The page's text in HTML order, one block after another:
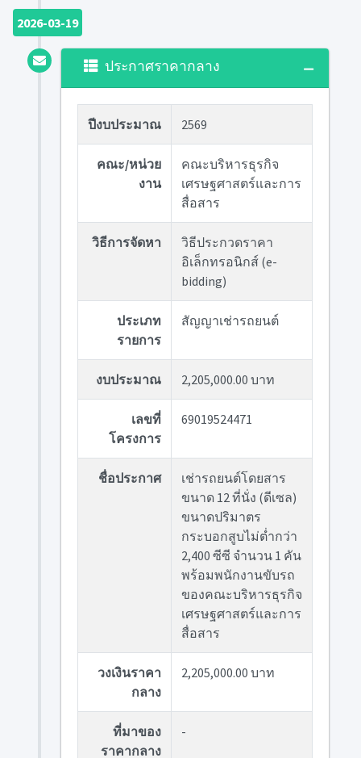
2026-03-19
ประกาศราคากลาง
ปีงบประมาณ 2569
คณะ/หน่วย
งาน
คณะบริหารธุรกิจ
เศรษฐศาสตร์และการ
สื่อสาร
วิธีการจัดหา
วิธีประกวดราคา
อิเล็กทรอนิกส์ (e-
bidding)
ประเภท
รายการ
สัญญาเช่ารถยนต์
งบประมาณ 2,205,000.00 บาท
เลขที่
โครงการ
69019524471
ชื่อประกาศ
เช่ารถยนต์โดยสาร
ขนาด 12 ที่นั่ง (ดีเซล)
ขนาดปริมาตร
กระบอกสูบไม่ต่ำกว่า
2,400 ซีซี จำนวน 1 คัน
พร้อมพนักงานขับรถ
ของคณะบริหารธุรกิจ
เศรษฐศาสตร์และการ
สื่อสาร
วงเงินราคา
กลาง
2,205,000.00 บาท
ที่มาของ
ราคากลาง
-